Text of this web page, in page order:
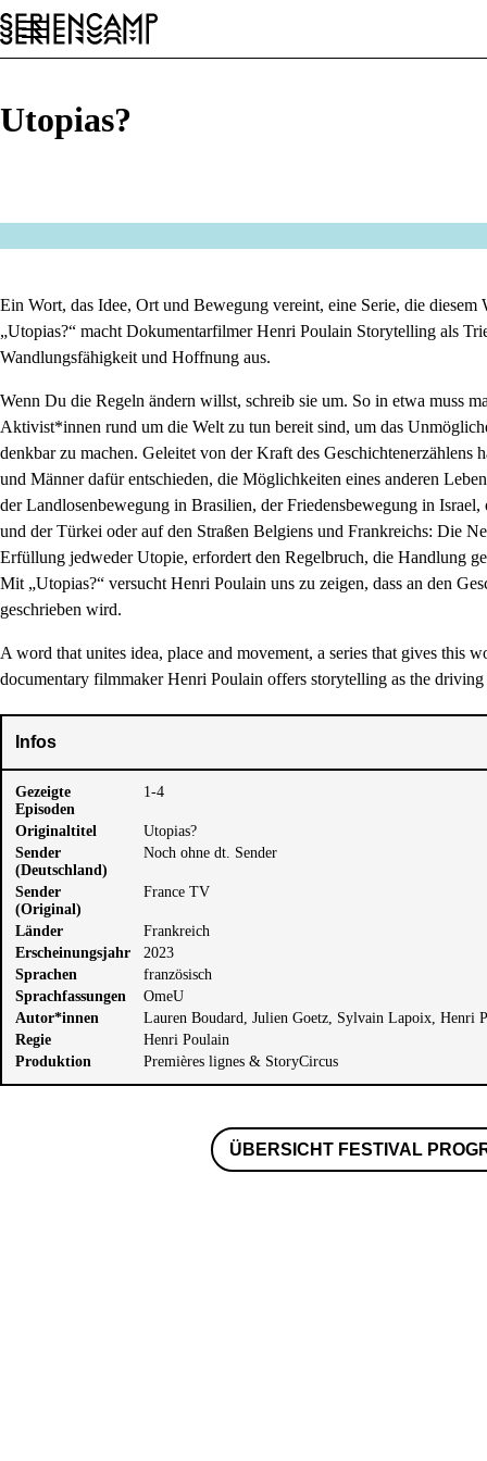
FestivalConference
Utopias?
Ein Wort, das Idee, Ort und Bewegung vereint, eine Serie, die
„Utopias?“ macht Dokumentarfilmer Henri Poulain Storytelling als
Wandlungsfähigkeit und Hoffnung aus.
Wenn Du die Regeln ändern willst, schreib sie um. So in etwa muss
Aktivist*innen rund um die Welt zu tun bereit sind, um das
denkbar zu machen. Geleitet von der Kraft des Geschichtenerzählens
und Männer dafür entschieden, die Möglichkeiten eines anderen
der Landlosenbewegung in Brasilien, der Friedensbewegung in
und der Türkei oder auf den Straßen Belgiens und Frankreichs: Die
Erfüllung jedweder Utopie, erfordert den Regelbruch, die Handlung
Mit „Utopias?“ versucht Henri Poulain uns zu zeigen, dass an den
geschrieben wird.
A word that unites idea, place and movement, a series that gives this
documentary filmmaker Henri Poulain offers storytelling as the
Infos
Gezeigte
Episoden
1-4
Originaltitel
Utopias?
Sender
(Deutschland)
Noch ohne dt. Sender
Sender
(Original)
France TV
Länder
Frankreich
Erscheinungsjahr
2023
Sprachen
französisch
Sprachfassungen
OmeU
Autor*innen
Lauren Boudard, Julien Goetz, Sylvain Lapoix, Henri
Regie
Henri Poulain
Produktion
Premières lignes & StoryCircus
ÜBERSICHT FESTIVAL